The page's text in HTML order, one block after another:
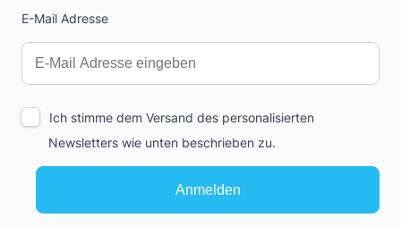
E-Mail Adresse
Interests
Amount
Anmelden
Ich stimme dem Versand des personalisierten
Newsletters wie unten beschrieben zu.